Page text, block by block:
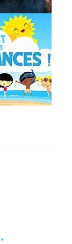
*